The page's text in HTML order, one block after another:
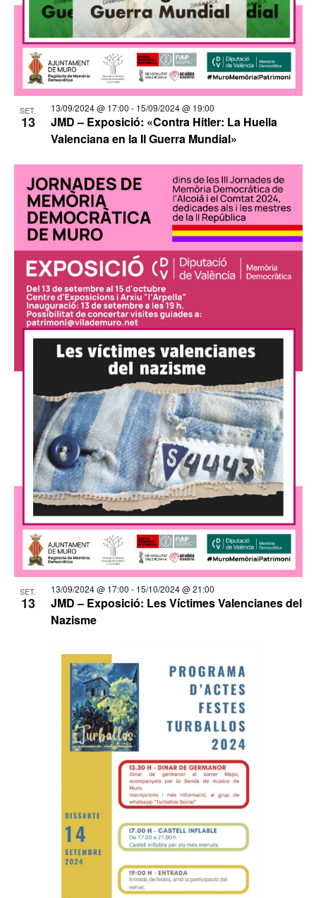
SET.
13
JMD – Exposició: «Contra Hitler: La Huella
Valenciana en la II Guerra Mundial»
13/09/2024 @ 17:00 - 15/09/2024 @ 19:00
SET.
13
JMD – Exposició: Les Víctimes Valencianes del
Nazisme
13/09/2024 @ 17:00 - 15/10/2024 @ 21:00